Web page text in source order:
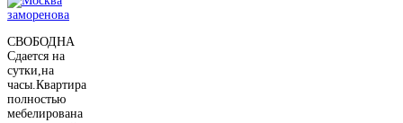
СВОБОДНА
Сдается на
сутки,на
часы.Квартира
полностью
мебелирована